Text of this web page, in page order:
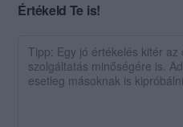
Értékeld Te is!